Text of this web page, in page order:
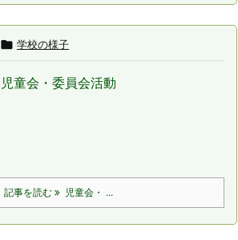
 学校の様子
児童会・委員会活動
記事を読む 児童会・ ...